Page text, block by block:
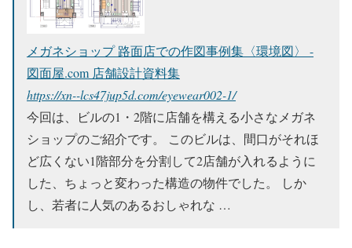
メガネショップ 路面店での作図事例集〈環境図〉 -
図面屋.com 店舗設計資料集
https://xn--lcs47jup5d.com/eyewear002-1/
今回は、ビルの1・2階に店舗を構える小さなメガネ
ショップのご紹介です。 このビルは、間口がそれほ
ど広くない1階部分を分割して2店舗が入れるように
した、ちょっと変わった構造の物件でした。 しか
し、若者に人気のあるおしゃれな …